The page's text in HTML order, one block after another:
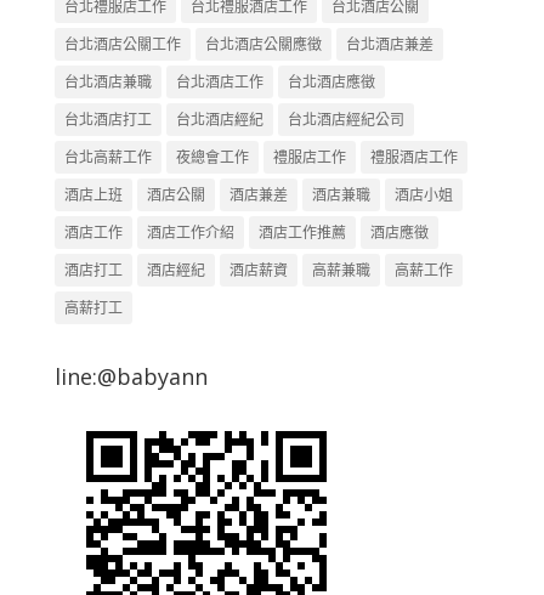
台北禮服店工作
台北禮服酒店工作
台北酒店公關
台北酒店公關工作
台北酒店公關應徵
台北酒店兼差
台北酒店兼職
台北酒店工作
台北酒店應徵
台北酒店打工
台北酒店經紀
台北酒店經紀公司
台北高薪工作
夜總會工作 禮服店工作
禮服酒店工作
酒店上班
酒店公關 酒店兼差 酒店兼職
酒店小姐
酒店工作
酒店工作介紹 酒店工作推薦
酒店應徵
酒店打工
酒店經紀 酒店薪資 高薪兼職
高薪工作
高薪打工
line:@babyann